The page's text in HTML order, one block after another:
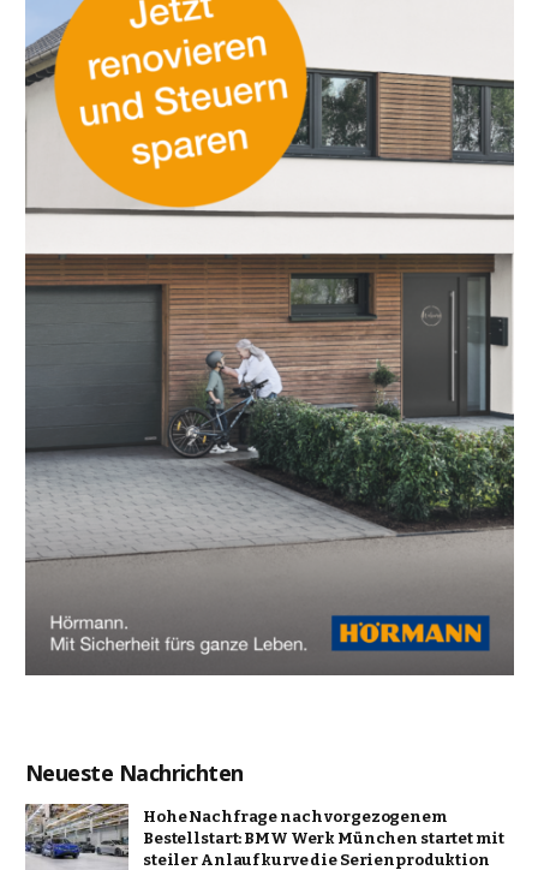
Neueste Nachrichten
Hohe Nachfrage nach vorgezogenem
Bestellstart: BMW Werk München startet mit
steiler Anlaufkurve die Serienproduktion